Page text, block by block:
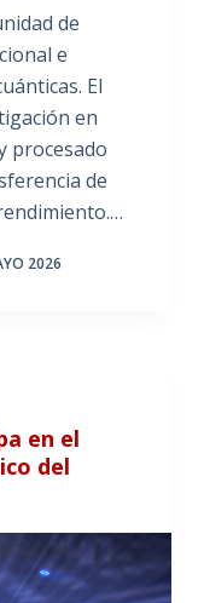
de
e
El
en
procesado
de
2026
en el
del